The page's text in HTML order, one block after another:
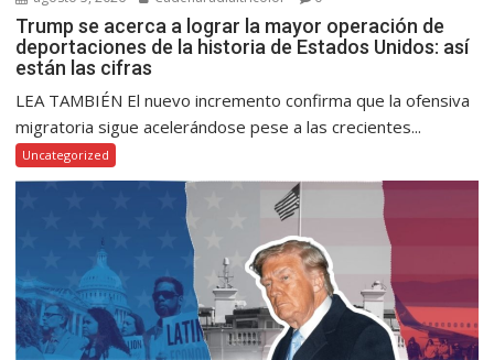
Trump se acerca a lograr la mayor operación de
deportaciones de la historia de Estados Unidos: así
están las cifras
LEA TAMBIÉN El nuevo incremento confirma que la ofensiva
migratoria sigue acelerándose pese a las crecientes...
Uncategorized